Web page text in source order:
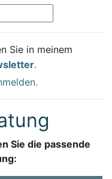
Sie in meinem
.
Sie die passende